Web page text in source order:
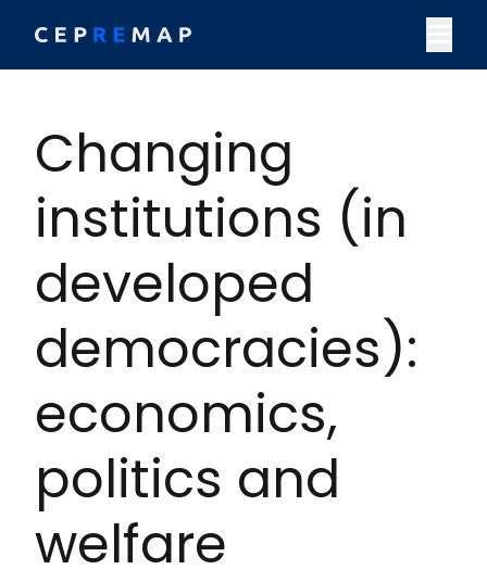
Changing
institutions (in
developed
democracies):
economics,
politics and
welfare